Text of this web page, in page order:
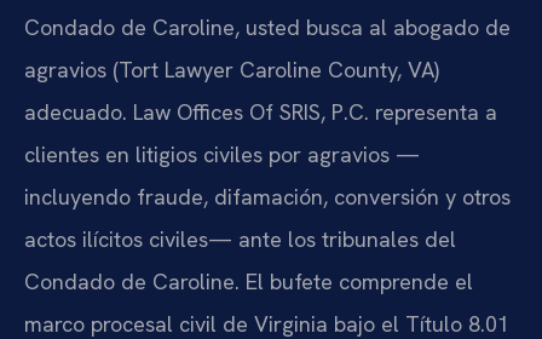
Condado de Caroline, usted busca al abogado de
agravios (Tort Lawyer Caroline County, VA)
adecuado. Law Offices Of SRIS, P.C. representa a
clientes en litigios civiles por agravios —
incluyendo fraude, difamación, conversión y otros
actos ilícitos civiles— ante los tribunales del
Condado de Caroline. El bufete comprende el
marco procesal civil de Virginia bajo el Título 8.01